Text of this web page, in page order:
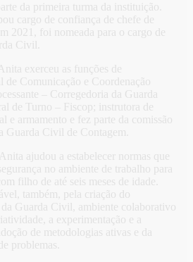
da primeira turma da instituição.
cargo de confiança de chefe de
2021, foi nomeada para o cargo de
Civil.
exerceu as funções de
de Comunicação e Coordenação
– Corregedoria da Guarda
de Turno – Fiscop; instrutora de
e armamento e fez parte da comissão
Guarda Civil de Contagem.
ajudou a estabelecer normas que
no ambiente de trabalho para
filho de até seis meses de idade.
também, pela criação do
da Guarda Civil, ambiente colaborativo
a experimentação e a
de metodologias ativas e da
problemas.